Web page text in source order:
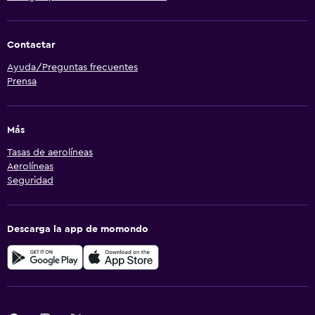
Contactar
Ayuda/Preguntas frecuentes
Prensa
Más
Tasas de aerolíneas
Aerolíneas
Seguridad
Descarga la app de momondo